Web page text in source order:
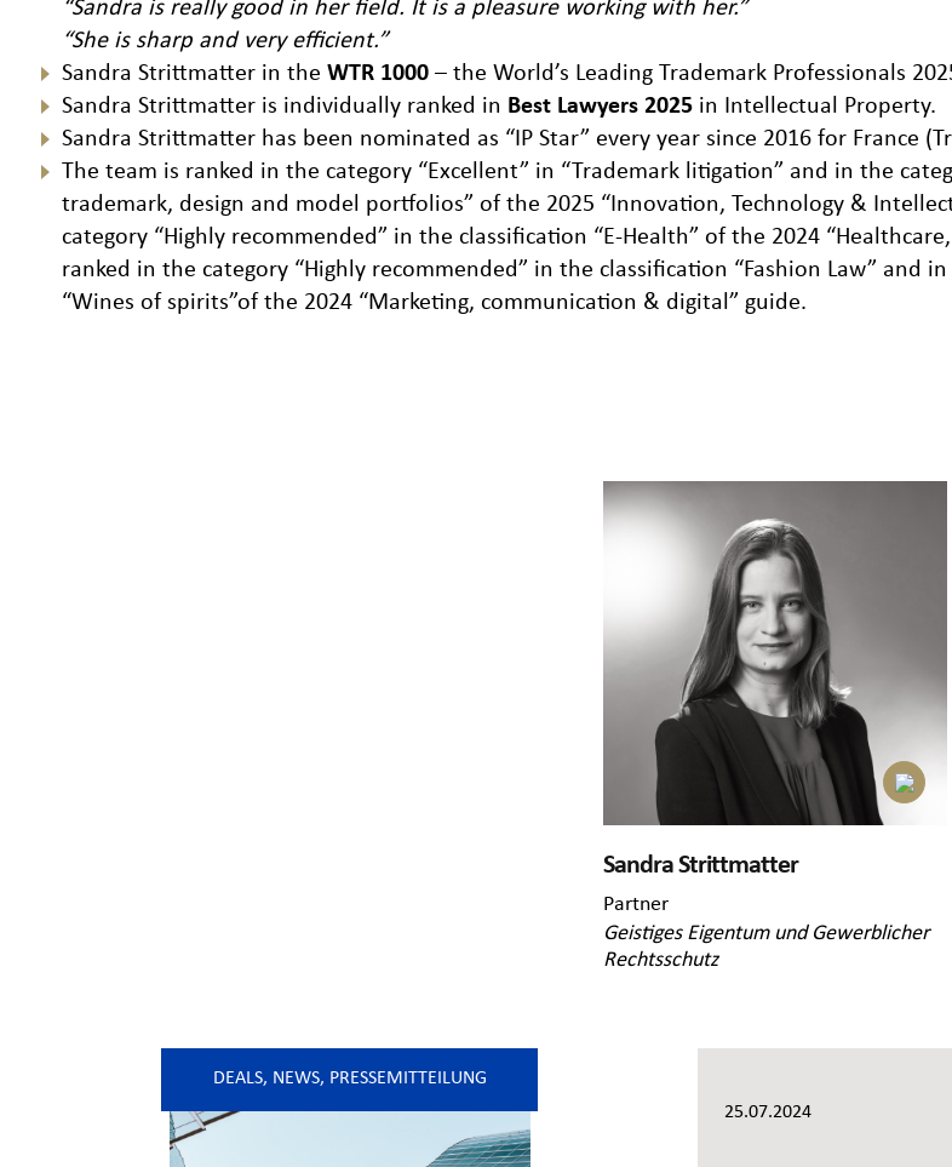
“Sandra is really good in her field. It is a pleasure working with her.”
“She is sharp and very efficient.”
Sandra Strittmatter in the WTR 1000– the World’s Leading Trademark Professionals
Sandra Strittmatter is individually ranked in Best Lawyers 2025in Intellectual Property.
Sandra Strittmatter has been nominated as “IP Star” every year since 2016 for France
The team is ranked in the category “Excellent” in “Trademark litigation” and in the
trademark, design and model portfolios” of the 2025 “Innovation, Technology &
category “Highly recommended” in the classification “E-Health” of the 2024
ranked in the category “Highly recommended” in the classification “Fashion Law” and
“Wines of spirits”of the 2024 “Marketing, communication & digital” guide.
Sandra Strittmatter
Partner
Geistiges Eigentum und Gewerblicher
Rechtsschutz
DEALS, NEWS, PRESSEMITTEILUNG
25.07.2024